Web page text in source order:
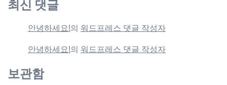
최신 댓글
안녕하세요!의 워드프레스 댓글 작성자
안녕하세요!의 워드프레스 댓글 작성자
보관함